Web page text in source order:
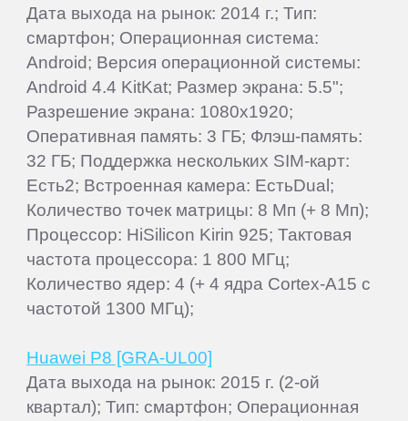
Дата выхода на рынок: 2014 г.; Тип:
смартфон; Операционная система:
Android; Версия операционной системы:
Android 4.4 KitKat; Размер экрана: 5.5";
Разрешение экрана: 1080x1920;
Оперативная память: 3 ГБ; Флэш-память:
32 ГБ; Поддержка нескольких SIM-карт:
Есть2; Встроенная камера: ЕстьDual;
Количество точек матрицы: 8 Мп (+ 8 Мп);
Процессор: HiSilicon Kirin 925; Тактовая
частота процессора: 1 800 МГц;
Количество ядер: 4 (+ 4 ядра Cortex-A15 с
частотой 1300 МГц);
Huawei P8 [GRA-UL00]
Дата выхода на рынок: 2015 г. (2-ой
квартал); Тип: смартфон; Операционная